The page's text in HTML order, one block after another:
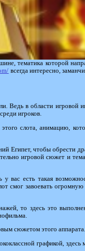
тематика которой
всегда интересно,
Ведь в области игровой
игроков.
слота, анимацию,
Египет, чтобы обрести
игровой сюжет и
вас есть такая
смог завоевать
то здесь это
сюжетом этого аппарата.
графикой, здесь